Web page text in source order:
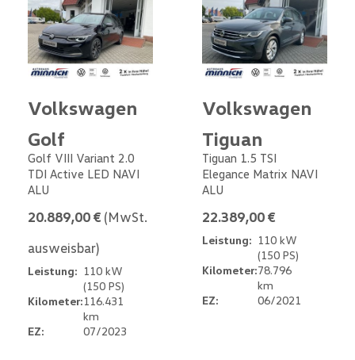
Volkswagen
Golf
Golf VIII Variant 2.0
TDI Active LED NAVI
ALU
20.889,00 € (MwSt.
ausweisbar)
Leistung: 110 kW
(150 PS)
Kilometer:116.431
km
EZ:
07/2023
Volkswagen
Tiguan
Tiguan 1.5 TSI
Elegance Matrix NAVI
ALU
22.389,00 €
Leistung: 110 kW
(150 PS)
Kilometer:78.796
km
EZ:
06/2021